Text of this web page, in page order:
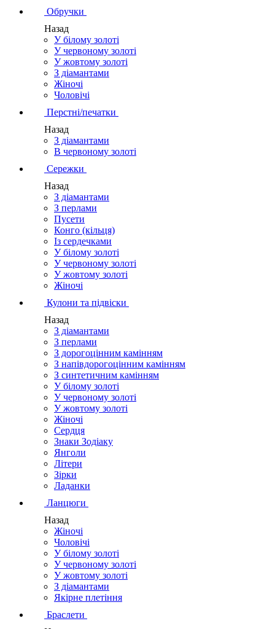
Обручки
Назад
У білому золоті
У червоному золоті
У жовтому золоті
З діамантами
Жіночі
Чоловічі
Перстні/печатки
Назад
З діамантами
В червоному золоті
Сережки
Назад
З діамантами
З перлами
Пусети
Конго (кільця)
Із сердечками
У білому золоті
У червоному золоті
У жовтому золоті
Жіночі
Кулони та підвіски
Назад
З діамантами
З перлами
З дорогоцінним камінням
З напівдорогоцінним камінням
З синтетичним камінням
У білому золоті
У червоному золоті
У жовтому золоті
Жіночі
Сердця
Знаки Зодіаку
Янголи
Літери
Зірки
Ладанки
Ланцюги
Назад
Жіночі
Чоловічі
У білому золоті
У червоному золоті
У жовтому золоті
З діамантами
Якірне плетіння
Браслети